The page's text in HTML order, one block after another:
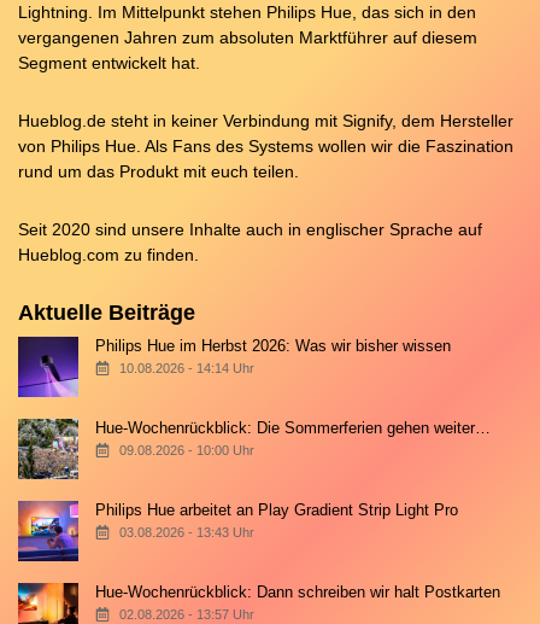
Lightning. Im Mittelpunkt stehen Philips Hue, das sich in den
vergangenen Jahren zum absoluten Marktführer auf diesem
Segment entwickelt hat.
Hueblog.de steht in keiner Verbindung mit Signify, dem Hersteller
von Philips Hue. Als Fans des Systems wollen wir die Faszination
rund um das Produkt mit euch teilen.
Seit 2020 sind unsere Inhalte auch in englischer Sprache auf
Hueblog.com zu finden.
Aktuelle Beiträge
Philips Hue im Herbst 2026: Was wir bisher wissen
10.08.2026 - 14:14 Uhr
Hue-Wochenrückblick: Die Sommerferien gehen weiter…
09.08.2026 - 10:00 Uhr
Philips Hue arbeitet an Play Gradient Strip Light Pro
03.08.2026 - 13:43 Uhr
Hue-Wochenrückblick: Dann schreiben wir halt Postkarten
02.08.2026 - 13:57 Uhr